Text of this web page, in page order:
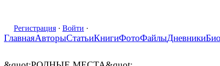
Регистрация · Войти ·
ГлавнаяАвторыСтатьиКнигиФотоФайлыДневники